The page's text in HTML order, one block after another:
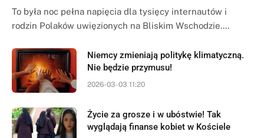
To była noc pełna napięcia dla tysięcy internautów i
rodzin Polaków uwięzionych na Bliskim Wschodzie.…
Niemcy zmieniają politykę klimatyczną.
Nie będzie przymusu!
2026-03-03 11:20
Życie za grosze i w ubóstwie! Tak
wyglądają finanse kobiet w Kościele